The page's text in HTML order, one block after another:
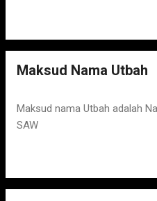
Maksud Nama Utbah
Maksud nama Utbah adalah
SAW